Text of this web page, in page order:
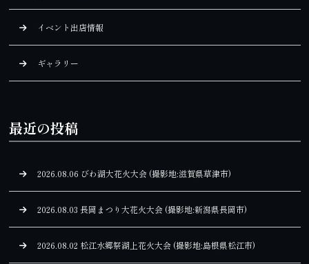
イベント出店情報
ギャラリー
最近の投稿
2026.08.06 びわ湖大花火大会 (撮影地:滋賀県草津市)
2026.08.03 長岡まつり大花火大会 (撮影地:新潟県長岡市)
2026.08.02 松江水郷祭湖上花火大会 (撮影地:島根県松江市)